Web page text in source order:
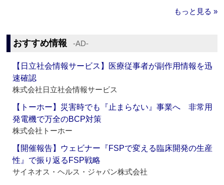
もっと見る »
おすすめ情報 ‐AD‐
【日立社会情報サービス】医療従事者が副作用情報を迅
速確認
株式会社日立社会情報サービス
【トーホー】災害時でも『止まらない』事業へ 非常用
発電機で万全のBCP対策
株式会社トーホー
【開催報告】ウェビナー『FSPで変える臨床開発の生産
性』で振り返るFSP戦略
サイネオス・ヘルス・ジャパン株式会社